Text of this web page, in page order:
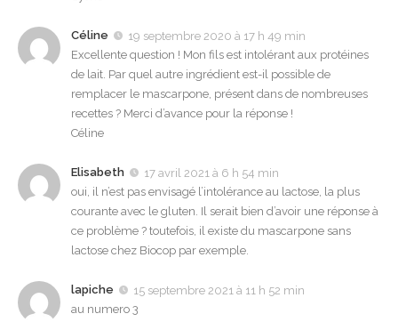
Céline
19 septembre 2020 à 17 h 49 min
Excellente question ! Mon fils est intolérant aux protéines
de lait. Par quel autre ingrédient est-il possible de
remplacer le mascarpone, présent dans de nombreuses
recettes ? Merci d’avance pour la réponse !
Céline
Elisabeth
17 avril 2021 à 6 h 54 min
oui, il n’est pas envisagé l’intolérance au lactose, la plus
courante avec le gluten. Il serait bien d’avoir une réponse à
ce problème ? toutefois, il existe du mascarpone sans
lactose chez Biocop par exemple.
lapiche
15 septembre 2021 à 11 h 52 min
au numero 3